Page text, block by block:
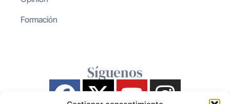
Formación
Síguenos